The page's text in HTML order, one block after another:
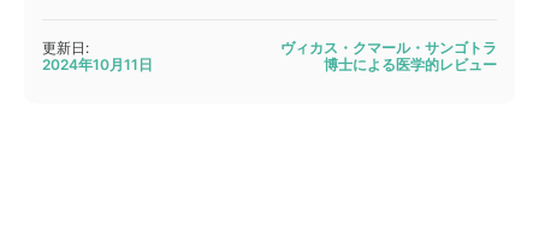
更新日:
2024年10月11日
ヴィカス・クマール・サンゴトラ
博士による医学的レビュー